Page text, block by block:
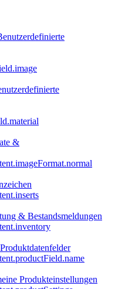
&
& Bestandsmeldungen
Produkteinstellungen